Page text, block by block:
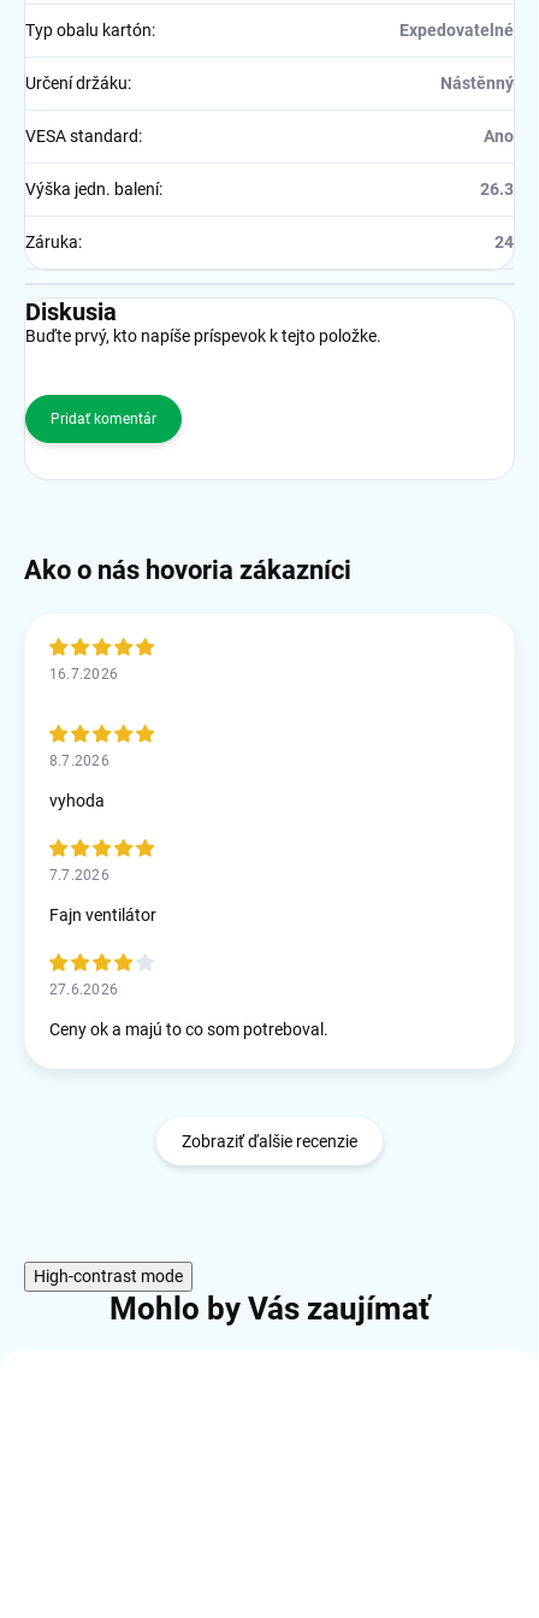
Typ obalu kartón: Expedovatelné
Určení držáku: Nástěnný
VESA standard: Ano
Výška jedn. balení: 26.3
Záruka: 24
Diskusia
Buďte prvý, kto napíše príspevok k tejto položke.
Pridať komentár
16.7.2026
8.7.2026
vyhoda
7.7.2026
Fajn ventilátor
27.6.2026
Ceny ok a majú to co som potreboval.
Zobraziť ďalšie recenzie
High-contrast mode
Mohlo by Vás zaujímať